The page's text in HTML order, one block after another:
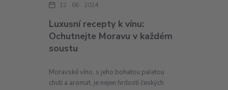
Luxusní recepty k vínu:
Ochutnejte Moravu v každém
soustu
12 06 2024
Moravské víno, s jeho bohatou paletou
chutí a aromat, je nejen hrdostí českých